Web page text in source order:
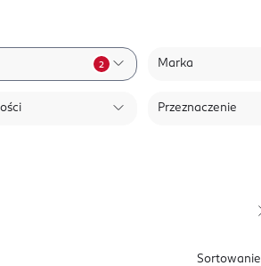
2 Marka
Przeznaczenie
Sortowanie